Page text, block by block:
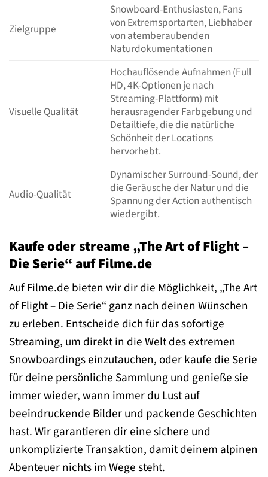
Zielgruppe
Snowboard-Enthusiasten, Fans
von Extremsportarten, Liebhaber
von atemberaubenden
Naturdokumentationen
Visuelle Qualität
Hochauflösende Aufnahmen (Full
HD, 4K-Optionen je nach
Streaming-Plattform) mit
herausragender Farbgebung und
Detailtiefe, die die natürliche
Schönheit der Locations
hervorhebt.
Audio-Qualität
Dynamischer Surround-Sound, der
die Geräusche der Natur und die
Spannung der Action authentisch
wiedergibt.
Kaufe oder streame „The Art of Flight –
Die Serie“ auf Filme.de
Auf Filme.de bieten wir dir die Möglichkeit, „The Art
of Flight – Die Serie“ ganz nach deinen Wünschen
zu erleben. Entscheide dich für das sofortige
Streaming, um direkt in die Welt des extremen
Snowboardings einzutauchen, oder kaufe die Serie
für deine persönliche Sammlung und genieße sie
immer wieder, wann immer du Lust auf
beeindruckende Bilder und packende Geschichten
hast. Wir garantieren dir eine sichere und
unkomplizierte Transaktion, damit deinem alpinen
Abenteuer nichts im Wege steht.